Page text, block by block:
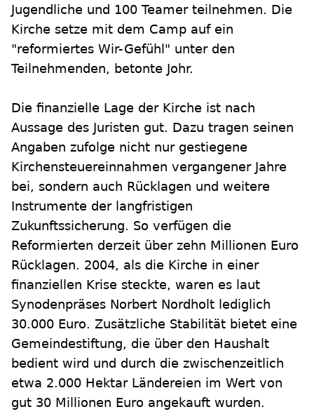
Jugendliche und 100 Teamer teilnehmen. Die
Kirche setze mit dem Camp auf ein
"reformiertes Wir-Gefühl" unter den
Teilnehmenden, betonte Johr.
Die finanzielle Lage der Kirche ist nach
Aussage des Juristen gut. Dazu tragen seinen
Angaben zufolge nicht nur gestiegene
Kirchensteuereinnahmen vergangener Jahre
bei, sondern auch Rücklagen und weitere
Instrumente der langfristigen
Zukunftssicherung. So verfügen die
Reformierten derzeit über zehn Millionen Euro
Rücklagen. 2004, als die Kirche in einer
finanziellen Krise steckte, waren es laut
Synodenpräses Norbert Nordholt lediglich
30.000 Euro. Zusätzliche Stabilität bietet eine
Gemeindestiftung, die über den Haushalt
bedient wird und durch die zwischenzeitlich
etwa 2.000 Hektar Ländereien im Wert von
gut 30 Millionen Euro angekauft wurden.